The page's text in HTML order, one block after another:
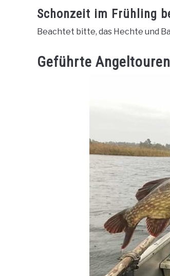
Schonzeit im Frühling
Beachtet bitte, das Hechte und
Geführte